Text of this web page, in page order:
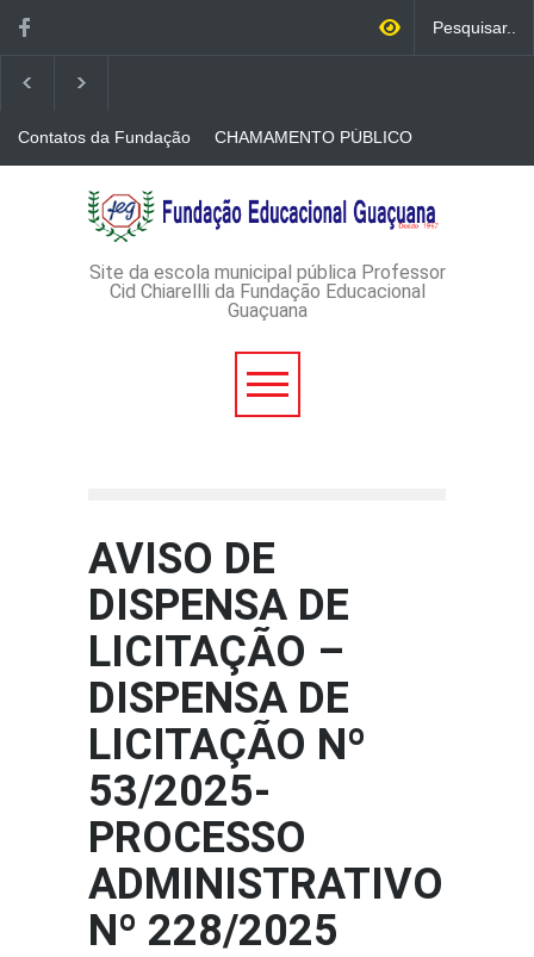
Contatos da Fundação
CHAMAMENTO PÚBLICO
CREDENCIAMENTO DE
IMPRESSOS
AVISO DE DISPENSA DE
LICITAÇÃO - DISPENSA DE
LICITAÇÃO Nº 53/2026-
ADMINISTRATIVO Nº
Site da escola municipal pública Professor
Cid Chiarellli da Fundação Educacional
Guaçuana
AVISO DE
DISPENSA DE
LICITAÇÃO –
DISPENSA DE
LICITAÇÃO Nº
53/2025-
PROCESSO
ADMINISTRATIVO
Nº 228/2025